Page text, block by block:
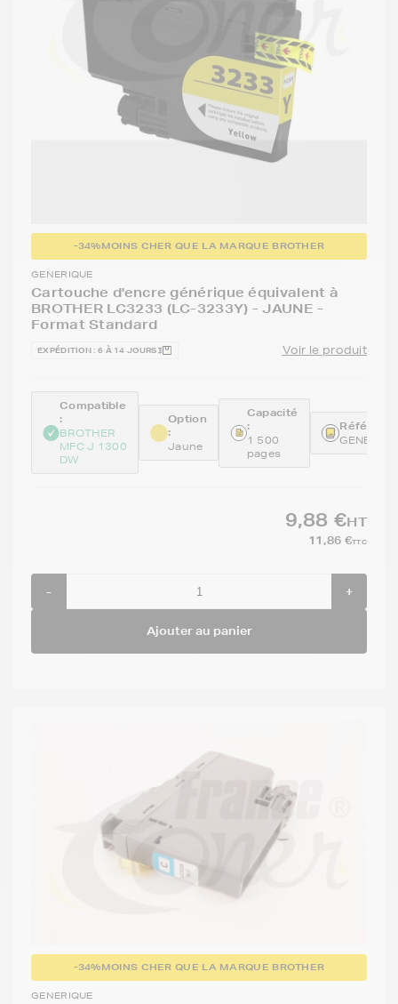
-34%MOINS CHER QUE LA MARQUE BROTHER
GENERIQUE
Cartouche d'encre générique équivalent à
BROTHER LC3233 (LC-3233Y) - JAUNE -
Format Standard
EXPÉDITION : 6 À 14 JOURS Voir le produit
Compatible
:
BROTHER
MFC J 1300
DW
Option
:
Jaune
Capacité
:
1 500
pages
9,88 €HT
11,86 €TTC
- +
Ajouter au panier
-34%MOINS CHER QUE LA MARQUE BROTHER
GENERIQUE